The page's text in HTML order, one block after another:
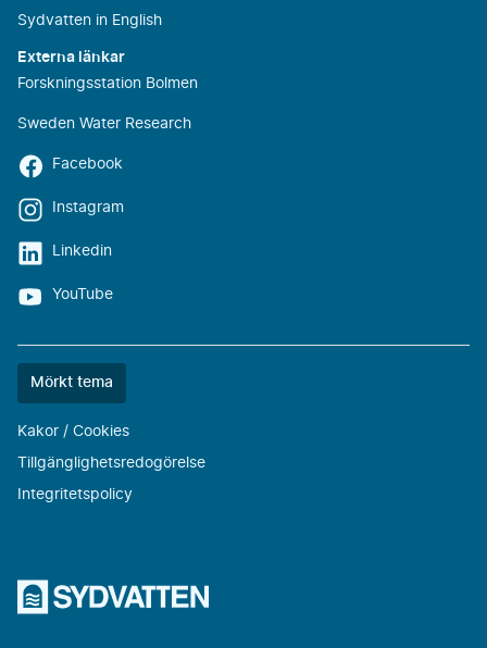
Sydvatten in English
Externa länkar
Forskningsstation Bolmen
Sweden Water Research
Facebook
Instagram
Linkedin
YouTube
Färgtemat
Mörkt tema
Kakor / Cookies
Tillgänglighetsredogörelse
Integritetspolicy